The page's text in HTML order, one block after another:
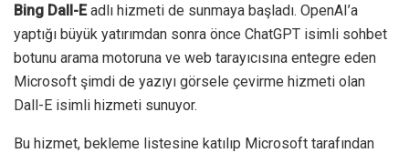
Bing Dall-Eadlı hizmeti de sunmaya başladı. OpenAI’a
yaptığı büyük yatırımdan sonra önce ChatGPT isimli sohbet
botunu arama motoruna ve web tarayıcısına entegre eden
Microsoft şimdi de yazıyı görsele çevirme hizmeti olan
Dall-E isimli hizmeti sunuyor.
Bu hizmet, bekleme listesine katılıp Microsoft tarafından